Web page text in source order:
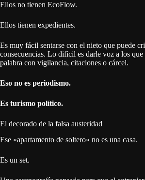
Ellos no tienen EcoFlow.
Ellos tienen expedientes.
Es muy fácil sentarse con el nieto que puede
consecuencias. Lo difícil es darle voz a los que
palabra con vigilancia, citaciones o cárcel.
Eso no es periodismo.
Es turismo político.
El decorado de la falsa austeridad
Ese «apartamento de soltero» no es una casa.
Es un set.